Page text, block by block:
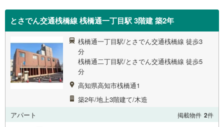
とさでん交通桟橋線 桟橋通一丁目駅 3階建 築2年
桟橋通一丁目駅/とさでん交通桟橋線 徒歩3
分
桟橋通二丁目駅/とさでん交通桟橋線 徒歩5
分
高知県高知市桟橋通1
築2年/地上3階建て/木造
アパート
掲載物件 2件